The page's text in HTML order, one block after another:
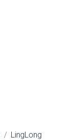
LingLong